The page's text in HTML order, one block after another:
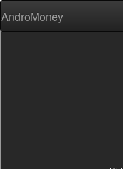
AndroMoney